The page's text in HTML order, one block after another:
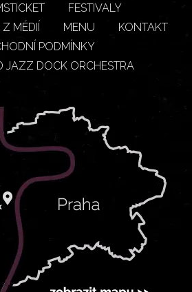
FESTIVALY
Z MÉDIÍ MENU
KONTAKT
PODMÍNKY
JAZZ DOCK ORCHESTRA